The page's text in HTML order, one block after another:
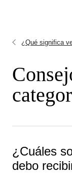
¿Qué significa
¿Cuáles
debo